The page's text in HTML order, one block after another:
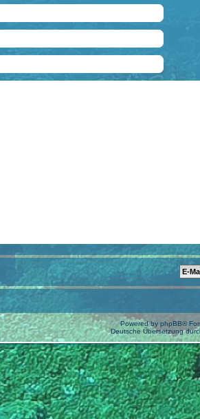
Powered by phpBB®
Deutsche Übersetzung